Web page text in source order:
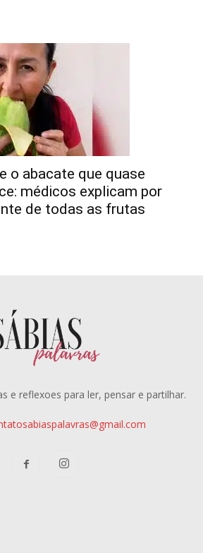
o abacate que quase
médicos explicam por
de todas as frutas
e reflexoes para ler, pensar e partilhar.